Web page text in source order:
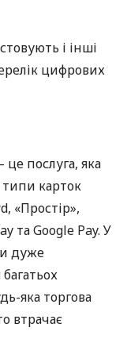
і інші
цифрових
послуга, яка
карток
«Простір»,
та Google Pay. У
дуже
яка торгова
втрачає